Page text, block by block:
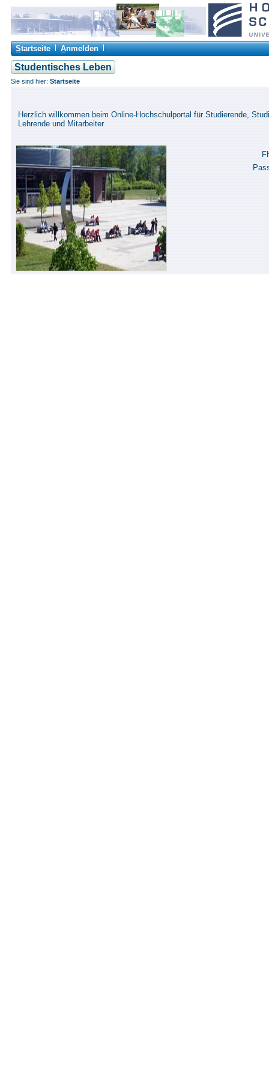
Startseite Anmelden
Studentisches Leben
Sie sind hier: Startseite
Herzlich willkommen beim Online-Hochschulportal für Studierende,
Lehrende und Mitarbeiter